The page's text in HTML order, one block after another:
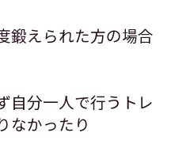
鍛えられた方の場合
自分一人で行うトレ
なかったり